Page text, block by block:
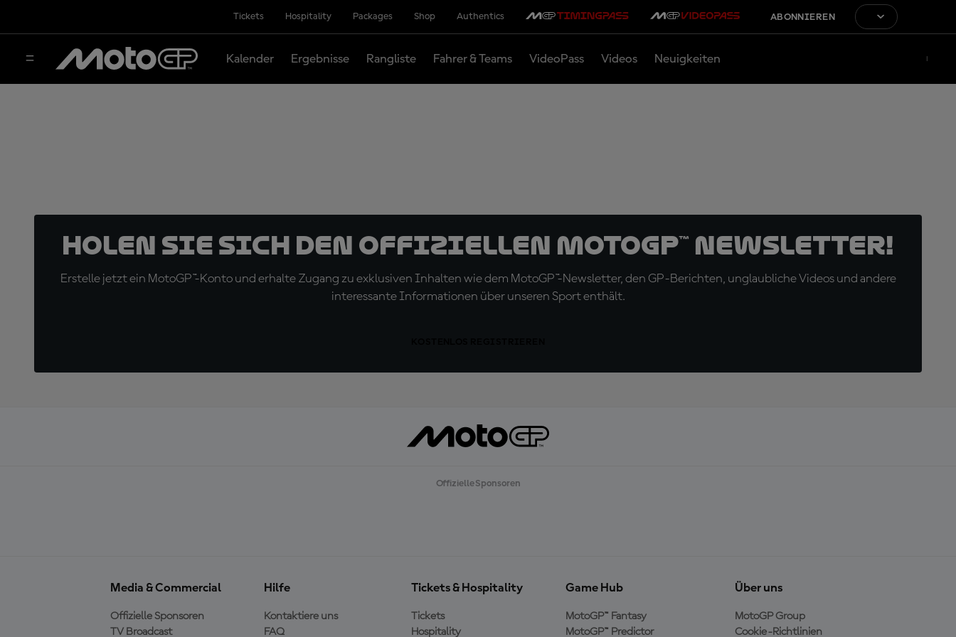
Tickets Hospitality Packages Shop Authentics ABONNIEREN
Kalender Ergebnisse Rangliste Fahrer & Teams VideoPass Videos Neuigkeiten
Holen Sie sich den offiziellen MotoGP™ Newsletter!
Erstelle jetzt ein MotoGP™-Konto und erhalte Zugang zu exklusiven Inhalten wie dem MotoGP™-Newsletter, den GP-Berichten, unglaubliche Videos und andere
interessante Informationen über unseren Sport enthält.
Offizielle Sponsoren
Media & Commercial
Offizielle Sponsoren
TV Broadcast
Hilfe
Kontaktiere uns
FAQ
Tickets & Hospitality
Tickets
Hospitality
Game Hub
MotoGP™ Fantasy
MotoGP™ Predictor
Über uns
MotoGP Group
Cookie-Richtlinien